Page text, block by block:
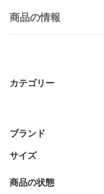
商品の情報
カテゴリー
ブランド
サイズ
商品の状態